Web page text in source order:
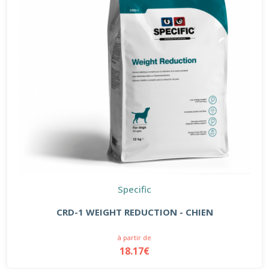
Specific
CRD-1 WEIGHT REDUCTION - CHIEN
à partir de
18.17€